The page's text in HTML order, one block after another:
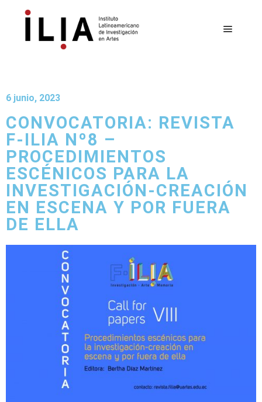
6 junio, 2023
CONVOCATORIA: REVISTA
F-ILIA Nº8 –
PROCEDIMIENTOS
ESCÉNICOS PARA LA
INVESTIGACIÓN-CREACIÓN
EN ESCENA Y POR FUERA
DE ELLA